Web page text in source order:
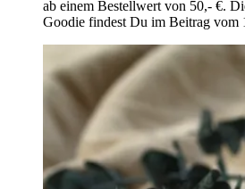
ab einem Bestellwert von 50,- €.
Goodie findest Du im Beitrag vom